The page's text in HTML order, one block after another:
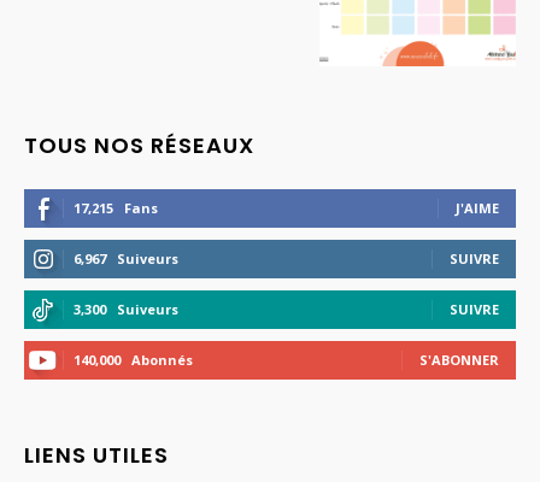
TOUS NOS RÉSEAUX
17,215 Fans J'AIME
6,967 Suiveurs SUIVRE
3,300 Suiveurs SUIVRE
140,000 Abonnés S'ABONNER
LIENS UTILES